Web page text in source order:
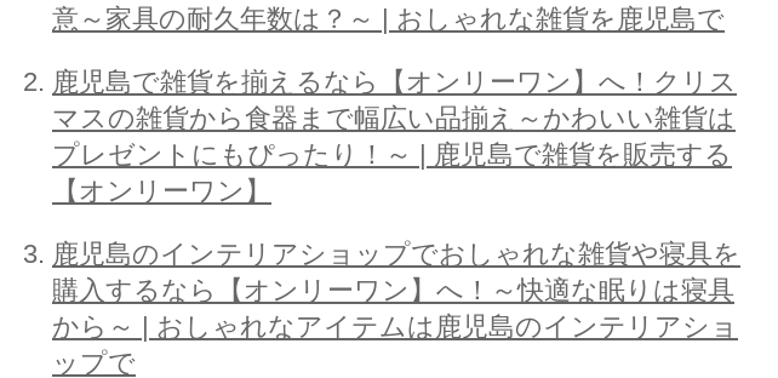
意～家具の耐久年数は？～ | おしゃれな雑貨を鹿児島で
鹿児島で雑貨を揃えるなら【オンリーワン】へ！クリス
マスの雑貨から食器まで幅広い品揃え～かわいい雑貨は
プレゼントにもぴったり！～ | 鹿児島で雑貨を販売する
【オンリーワン】
鹿児島のインテリアショップでおしゃれな雑貨や寝具を
購入するなら【オンリーワン】へ！～快適な眠りは寝具
から～ | おしゃれなアイテムは鹿児島のインテリアショ
ップで